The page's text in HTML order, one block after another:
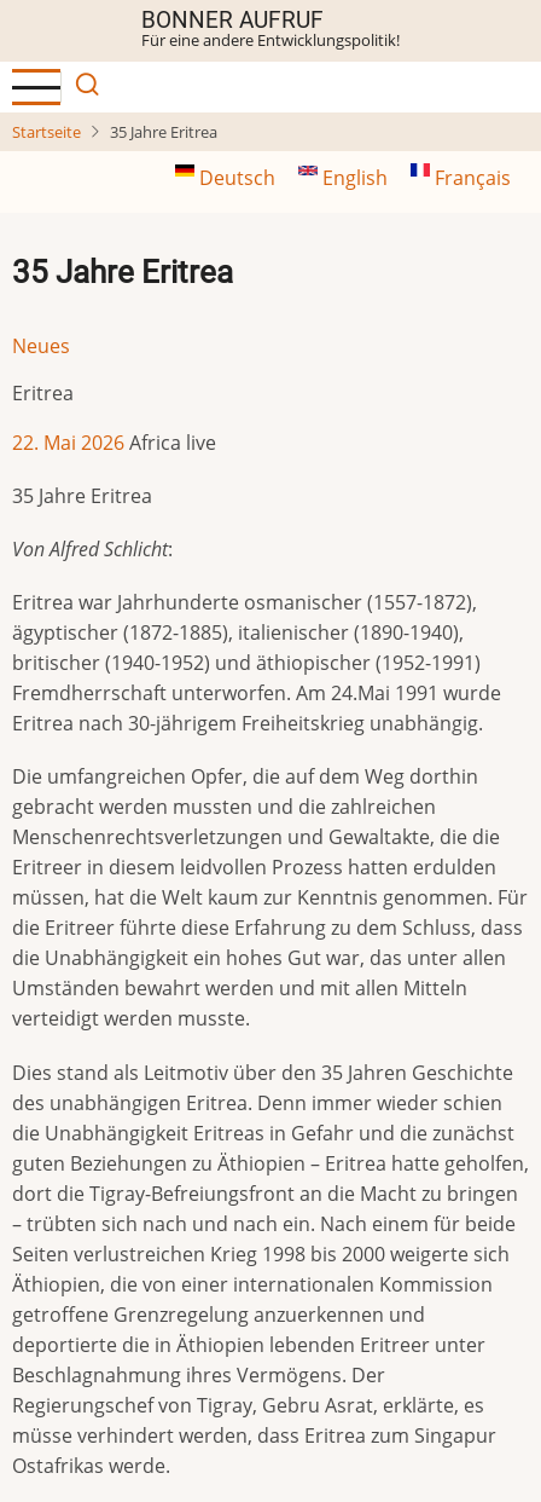
Inhalt
BONNER AUFRUF
Für eine andere Entwicklungspolitik!
Startseite 35 Jahre Eritrea
Deutsch English Français
35 Jahre Eritrea
Neues
Eritrea
22. Mai 2026Africa live
35 Jahre Eritrea
Von Alfred Schlicht:
Eritrea war Jahrhunderte osmanischer (1557-1872),
ägyptischer (1872-1885), italienischer (1890-1940),
britischer (1940-1952) und äthiopischer (1952-1991)
Fremdherrschaft unterworfen. Am 24.Mai 1991 wurde
Eritrea nach 30-jährigem Freiheitskrieg unabhängig.
Die umfangreichen Opfer, die auf dem Weg dorthin
gebracht werden mussten und die zahlreichen
Menschenrechtsverletzungen und Gewaltakte, die die
Eritreer in diesem leidvollen Prozess hatten erdulden
müssen, hat die Welt kaum zur Kenntnis genommen. Für
die Eritreer führte diese Erfahrung zu dem Schluss, dass
die Unabhängigkeit ein hohes Gut war, das unter allen
Umständen bewahrt werden und mit allen Mitteln
verteidigt werden musste.
Dies stand als Leitmotiv über den 35 Jahren Geschichte
des unabhängigen Eritrea. Denn immer wieder schien
die Unabhängigkeit Eritreas in Gefahr und die zunächst
guten Beziehungen zu Äthiopien – Eritrea hatte geholfen,
dort die Tigray-Befreiungsfront an die Macht zu bringen
– trübten sich nach und nach ein. Nach einem für beide
Seiten verlustreichen Krieg 1998 bis 2000 weigerte sich
Äthiopien, die von einer internationalen Kommission
getroffene Grenzregelung anzuerkennen und
deportierte die in Äthiopien lebenden Eritreer unter
Beschlagnahmung ihres Vermögens. Der
Regierungschef von Tigray, Gebru Asrat, erklärte, es
müsse verhindert werden, dass Eritrea zum Singapur
Ostafrikas werde.